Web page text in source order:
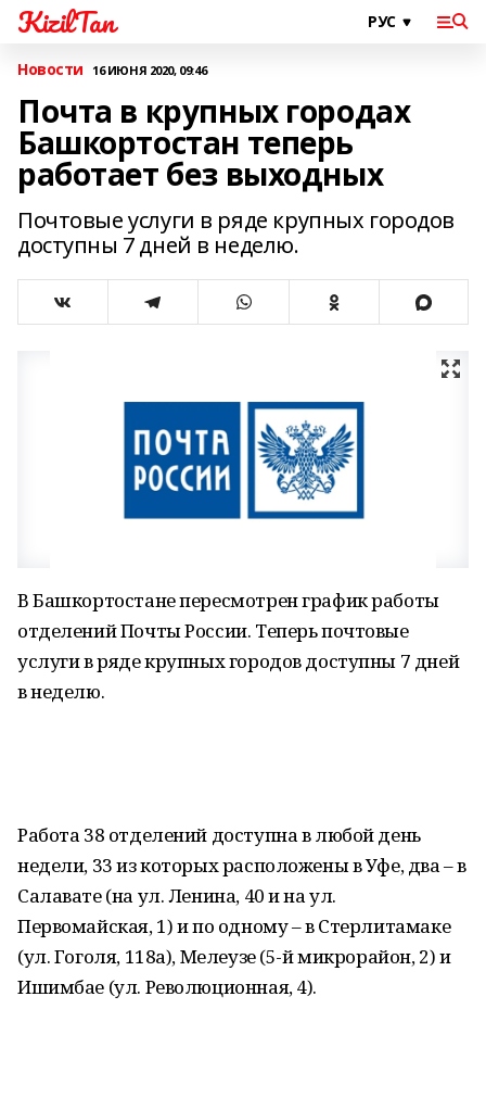
KizilTan
Новости 16 ИЮНЯ 2020, 09:46
Почта в крупных городах
Башкортостан теперь
работает без выходных
Почтовые услуги в ряде крупных городов
доступны 7 дней в неделю.
В Башкортостане пересмотрен график работы
отделений Почты России. Теперь почтовые
услуги в ряде крупных городов доступны 7 дней
в неделю.
Работа 38 отделений доступна в любой день
недели, 33 из которых расположены в Уфе, два – в
Салавате (на ул. Ленина, 40 и на ул.
Первомайская, 1) и по одному – в Стерлитамаке
(ул. Гоголя, 118а), Мелеузе (5-й микрорайон, 2) и
Ишимбае (ул. Революционная, 4).